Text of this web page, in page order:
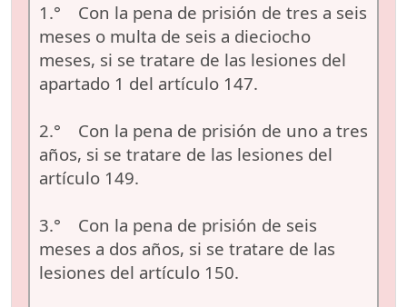
1.° Con la pena de prisión de tres a seis
meses o multa de seis a dieciocho
meses, si se tratare de las lesiones del
apartado 1 del artículo 147.
2.° Con la pena de prisión de uno a tres
años, si se tratare de las lesiones del
artículo 149.
3.° Con la pena de prisión de seis
meses a dos años, si se tratare de las
lesiones del artículo 150.